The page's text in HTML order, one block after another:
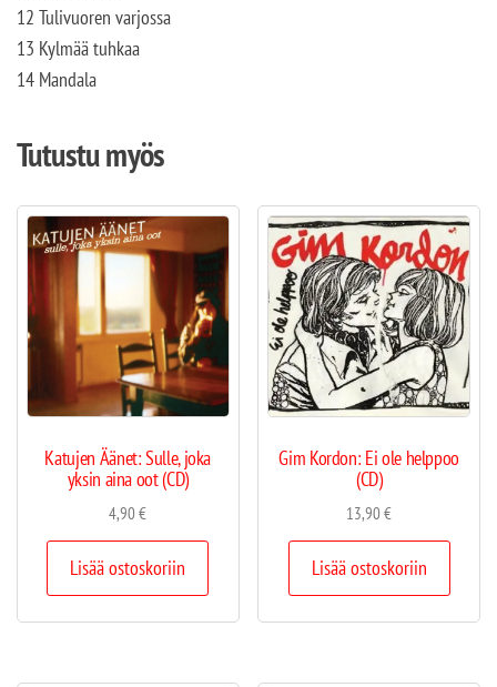
12 Tulivuoren varjossa
13 Kylmää tuhkaa
14 Mandala
Tutustu myös
Katujen Äänet: Sulle, joka
yksin aina oot (CD)
4,90€
Lisää ostoskoriin
Gim Kordon: Ei ole helppoo
(CD)
13,90€
Lisää ostoskoriin